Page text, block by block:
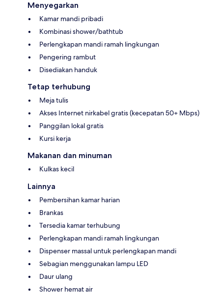
Menyegarkan
Kamar mandi pribadi
Kombinasi shower/bathtub
Perlengkapan mandi ramah lingkungan
Pengering rambut
Disediakan handuk
Tetap terhubung
Meja tulis
Akses Internet nirkabel gratis (kecepatan 50+ Mbps)
Panggilan lokal gratis
Kursi kerja
Makanan dan minuman
Kulkas kecil
Lainnya
Pembersihan kamar harian
Brankas
Tersedia kamar terhubung
Perlengkapan mandi ramah lingkungan
Dispenser massal untuk perlengkapan mandi
Sebagian menggunakan lampu LED
Daur ulang
Shower hemat air